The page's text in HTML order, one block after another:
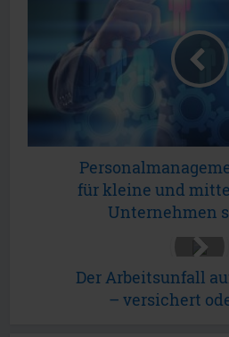
für kleine und
Unternehmen
Der Arbeitsunfall
– versichert